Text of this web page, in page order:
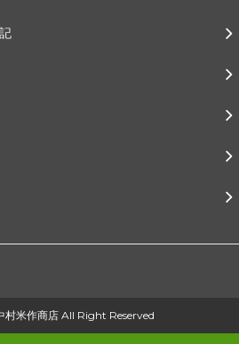
米作商店 All Right Reserved